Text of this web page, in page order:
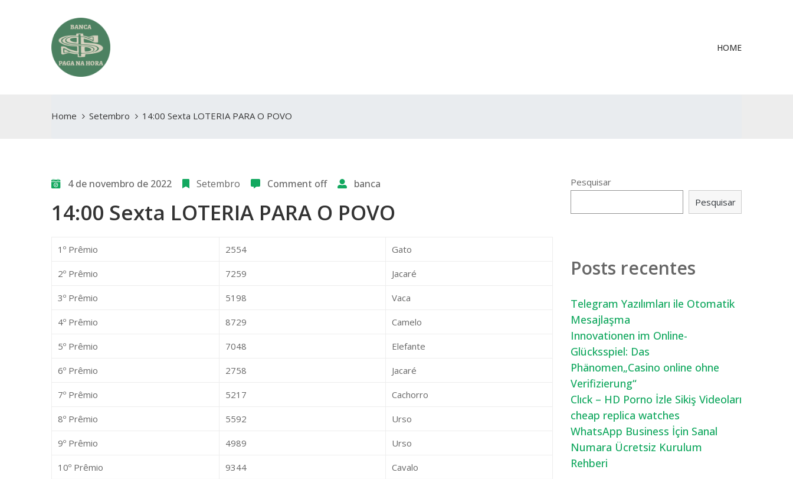
HOME
Home Setembro 14:00 Sexta LOTERIA PARA O POVO
4 de novembro de 2022 Setembro Comment off banca
14:00 Sexta LOTERIA PARA O POVO
1º Prêmio 2554 Gato
2º Prêmio 7259 Jacaré
3º Prêmio 5198 Vaca
4º Prêmio 8729 Camelo
5º Prêmio 7048 Elefante
6º Prêmio 2758 Jacaré
7º Prêmio 5217 Cachorro
8º Prêmio 5592 Urso
9º Prêmio 4989 Urso
10º Prêmio 9344 Cavalo
Pesquisar
Pesquisar
Posts recentes
Telegram Yazılımları ile Otomatik
Mesajlaşma
Innovationen im Online-
Glücksspiel: Das
Phänomen„Casino online ohne
Verifizierung“
Clıck – HD Porno İzle Sikiş Videoları
cheap replica watches
WhatsApp Business İçin Sanal
Numara Ücretsiz Kurulum
Rehberi